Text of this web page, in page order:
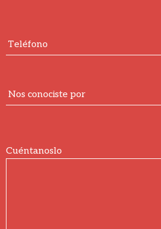
Cuéntanoslo